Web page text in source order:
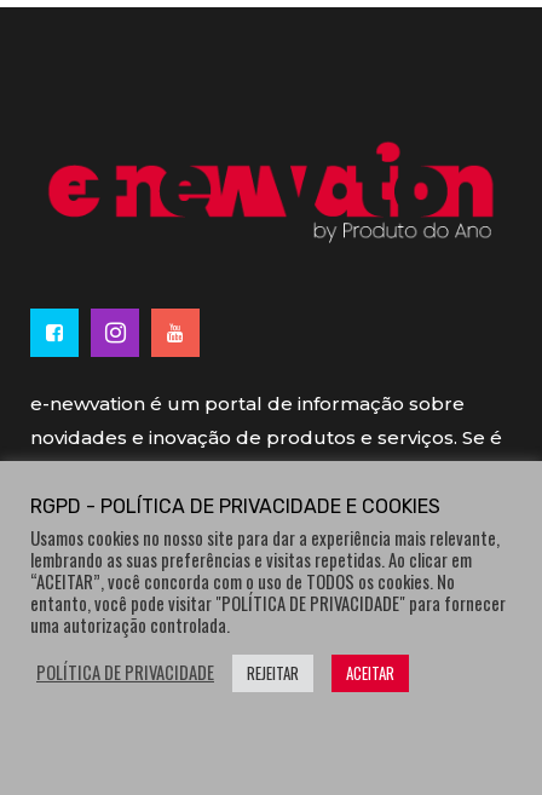
e-newvation é um portal de informação sobre
novidades e inovação de produtos e serviços. Se é
e-newvation tem o patrocínio do “Produto do
Ano”, o prémio de inovação atribuído por
consumidores.
RGPD - POLÍTICA DE PRIVACIDADE E COOKIES
Usamos cookies no nosso site para dar a experiência mais relevante,
lembrando as suas preferências e visitas repetidas. Ao clicar em
“ACEITAR”, você concorda com o uso de TODOS os cookies. No
entanto, você pode visitar "POLÍTICA DE PRIVACIDADE" para fornecer
uma autorização controlada.
POLÍTICA DE PRIVACIDADE
REJEITAR ACEITAR